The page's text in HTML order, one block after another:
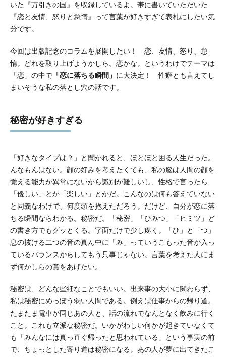
いた『万引きの国』を収録しているよ。帯に書いていただいた
『恋と友情、怒りと怠惰』って言葉が好きすぎて表札にしたい気
分です。
今回は出版記念のコラムを展開したい！ 恋、友情、怒り、怠
惰。どれを取り上げようかしら。恋かな。というわけでテーマは
「恋」の中で 「恋に落ちる瞬間」 に大決定！ 性癖とも言えてし
まいそうな私の落とし穴の話です。
秘密が好きすぎる
「好きなタイプは？」と聞かれると、ほとほと困る人生だった。
んなもんはない。顔の好みを考えたくても、私の脳は人間の顔を
覚える能力が異常にないから識別が難しいし、性格で言ったら
「優しい」とか「楽しい」とかだ。こんなのは何も答えていない
と同義なわけで、何度頭を抱えただろう。だけど、自分が恋に落
ちる瞬間ならわかる。秘密だ。「秘密」「ひみつ」「ヒミツ」ど
の書き方でもグッとくる。字面だけで少し疼く。「ひ」と「つ」
息の抜ける二つの音の真ん中に「み」っていうこもった音が入っ
ているバランスからしてもう只事じゃない。言葉を考えた人にま
ず何かしらの賞をあげたい。
秘密は、どんな些細なことでもいい。出来事の大小に関わらず、
私は秘密にめっぽう弱い人間である。例えば仕事からの帰り道。
たまたま電車が同じあの人と、話の流れでなんとなく飲みに行く
こと。これも立派な秘密だ。いかがわしい何かが起きていなくて
も「みんなには真っ直ぐ帰ったと思われている」という事実の前
で、ちょっとした寄り道は秘密になる。あの人が夢に出てきたこ